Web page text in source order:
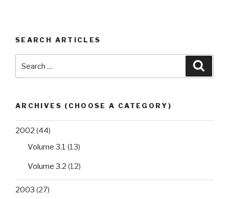
SEARCH ARTICLES
for:
ARCHIVES (CHOOSE A CATEGORY)
2002 (44)
Volume 3.1 (13)
Volume 3.2 (12)
2003 (27)